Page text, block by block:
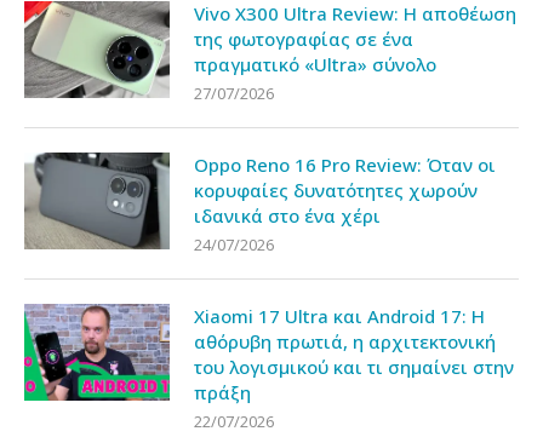
Vivo X300 Ultra Review: Η αποθέωση
της φωτογραφίας σε ένα
πραγματικό «Ultra» σύνολο
27/07/2026
Oppo Reno 16 Pro Review: Όταν οι
κορυφαίες δυνατότητες χωρούν
ιδανικά στο ένα χέρι
24/07/2026
Xiaomi 17 Ultra και Android 17: Η
αθόρυβη πρωτιά, η αρχιτεκτονική
του λογισμικού και τι σημαίνει στην
πράξη
22/07/2026